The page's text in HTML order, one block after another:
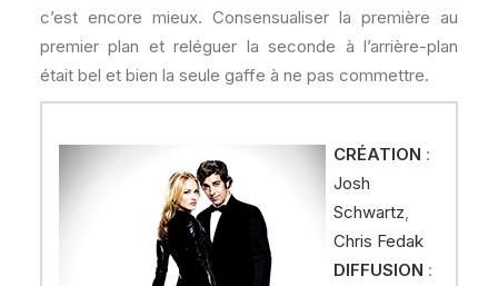
c’est encore mieux. Consensualiser la première au
premier plan et reléguer la seconde à l’arrière-plan
était bel et bien la seule gaffe à ne pas commettre.
CRÉATION :
Josh
Schwartz,
Chris Fedak
DIFFUSION :